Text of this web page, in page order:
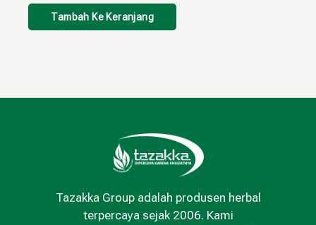
Tambah Ke Keranjang
Tazakka Group adalah produsen herbal
terpercaya sejak 2006. Kami